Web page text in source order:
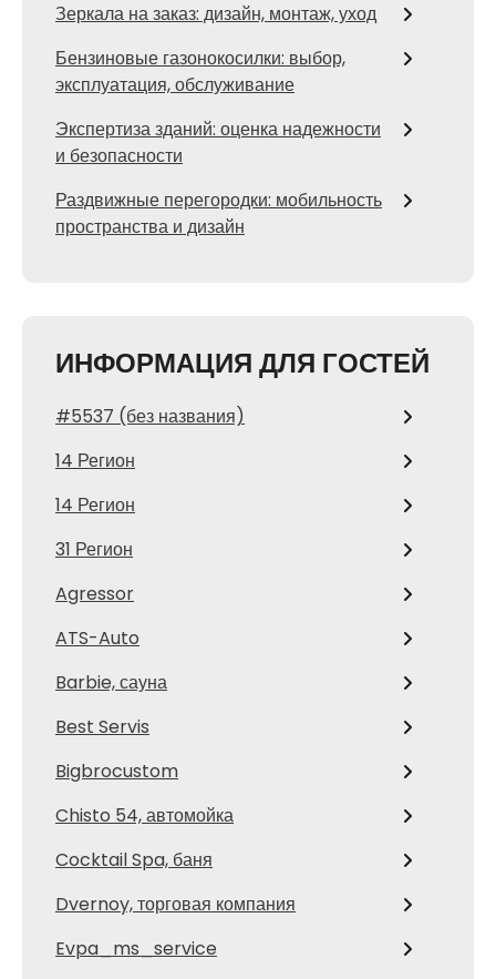
Зеркала на заказ: дизайн, монтаж, уход
Бензиновые газонокосилки: выбор,
эксплуатация, обслуживание
Экспертиза зданий: оценка надежности
и безопасности
Раздвижные перегородки: мобильность
пространства и дизайн
ИНФОРМАЦИЯ ДЛЯ ГОСТЕЙ
#5537 (без названия)
14 Регион
14 Регион
31 Регион
Agressor
ATS-Auto
Barbie, сауна
Best Servis
Bigbrocustom
Chisto 54, автомойка
Cocktail Spa, баня
Dvernoy, торговая компания
Evpa_ms_service